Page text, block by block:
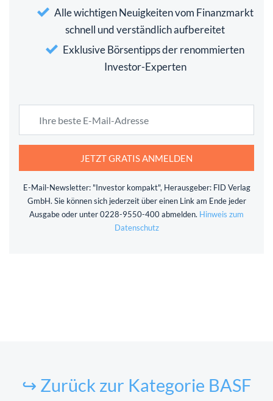
Alle wichtigen Neuigkeiten vom Finanzmarkt
schnell und verständlich aufbereitet
Exklusive Börsentipps der renommierten
Investor-Experten
JETZT GRATIS ANMELDEN
E-Mail-Newsletter: "Investor kompakt", Herausgeber: FID Verlag
GmbH. Sie können sich jederzeit über einen Link am Ende jeder
Ausgabe oder unter 0228-9550-400 abmelden. Hinweis zum
Datenschutz
↪ Zurück zur Kategorie BASF